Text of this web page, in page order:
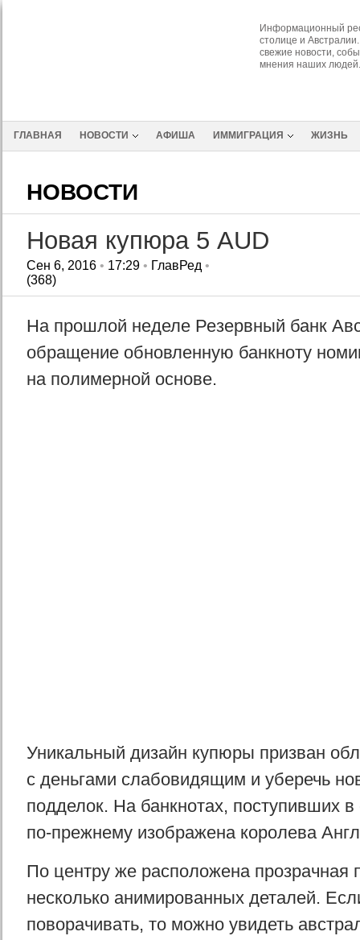
Информационный
столице и
свежие новости,
мнения наших людей.
ГЛАВНАЯ НОВОСТИ АФИША ИММИГРАЦИЯ ЖИЗНЬ
НОВОСТИ
Новая купюра 5 AUD
Сен 6, 2016• 17:29• ГлавРед •
(368)
На прошлой неделе Резервный банк
обращение обновленную банкноту
на полимерной основе.
Уникальный дизайн купюры призван
с деньгами слабовидящим и уберечь
подделок. На банкнотах, поступивших
по-прежнему изображена королева
По центру же расположена
несколько анимированных деталей.
поворачивать, то можно увидеть